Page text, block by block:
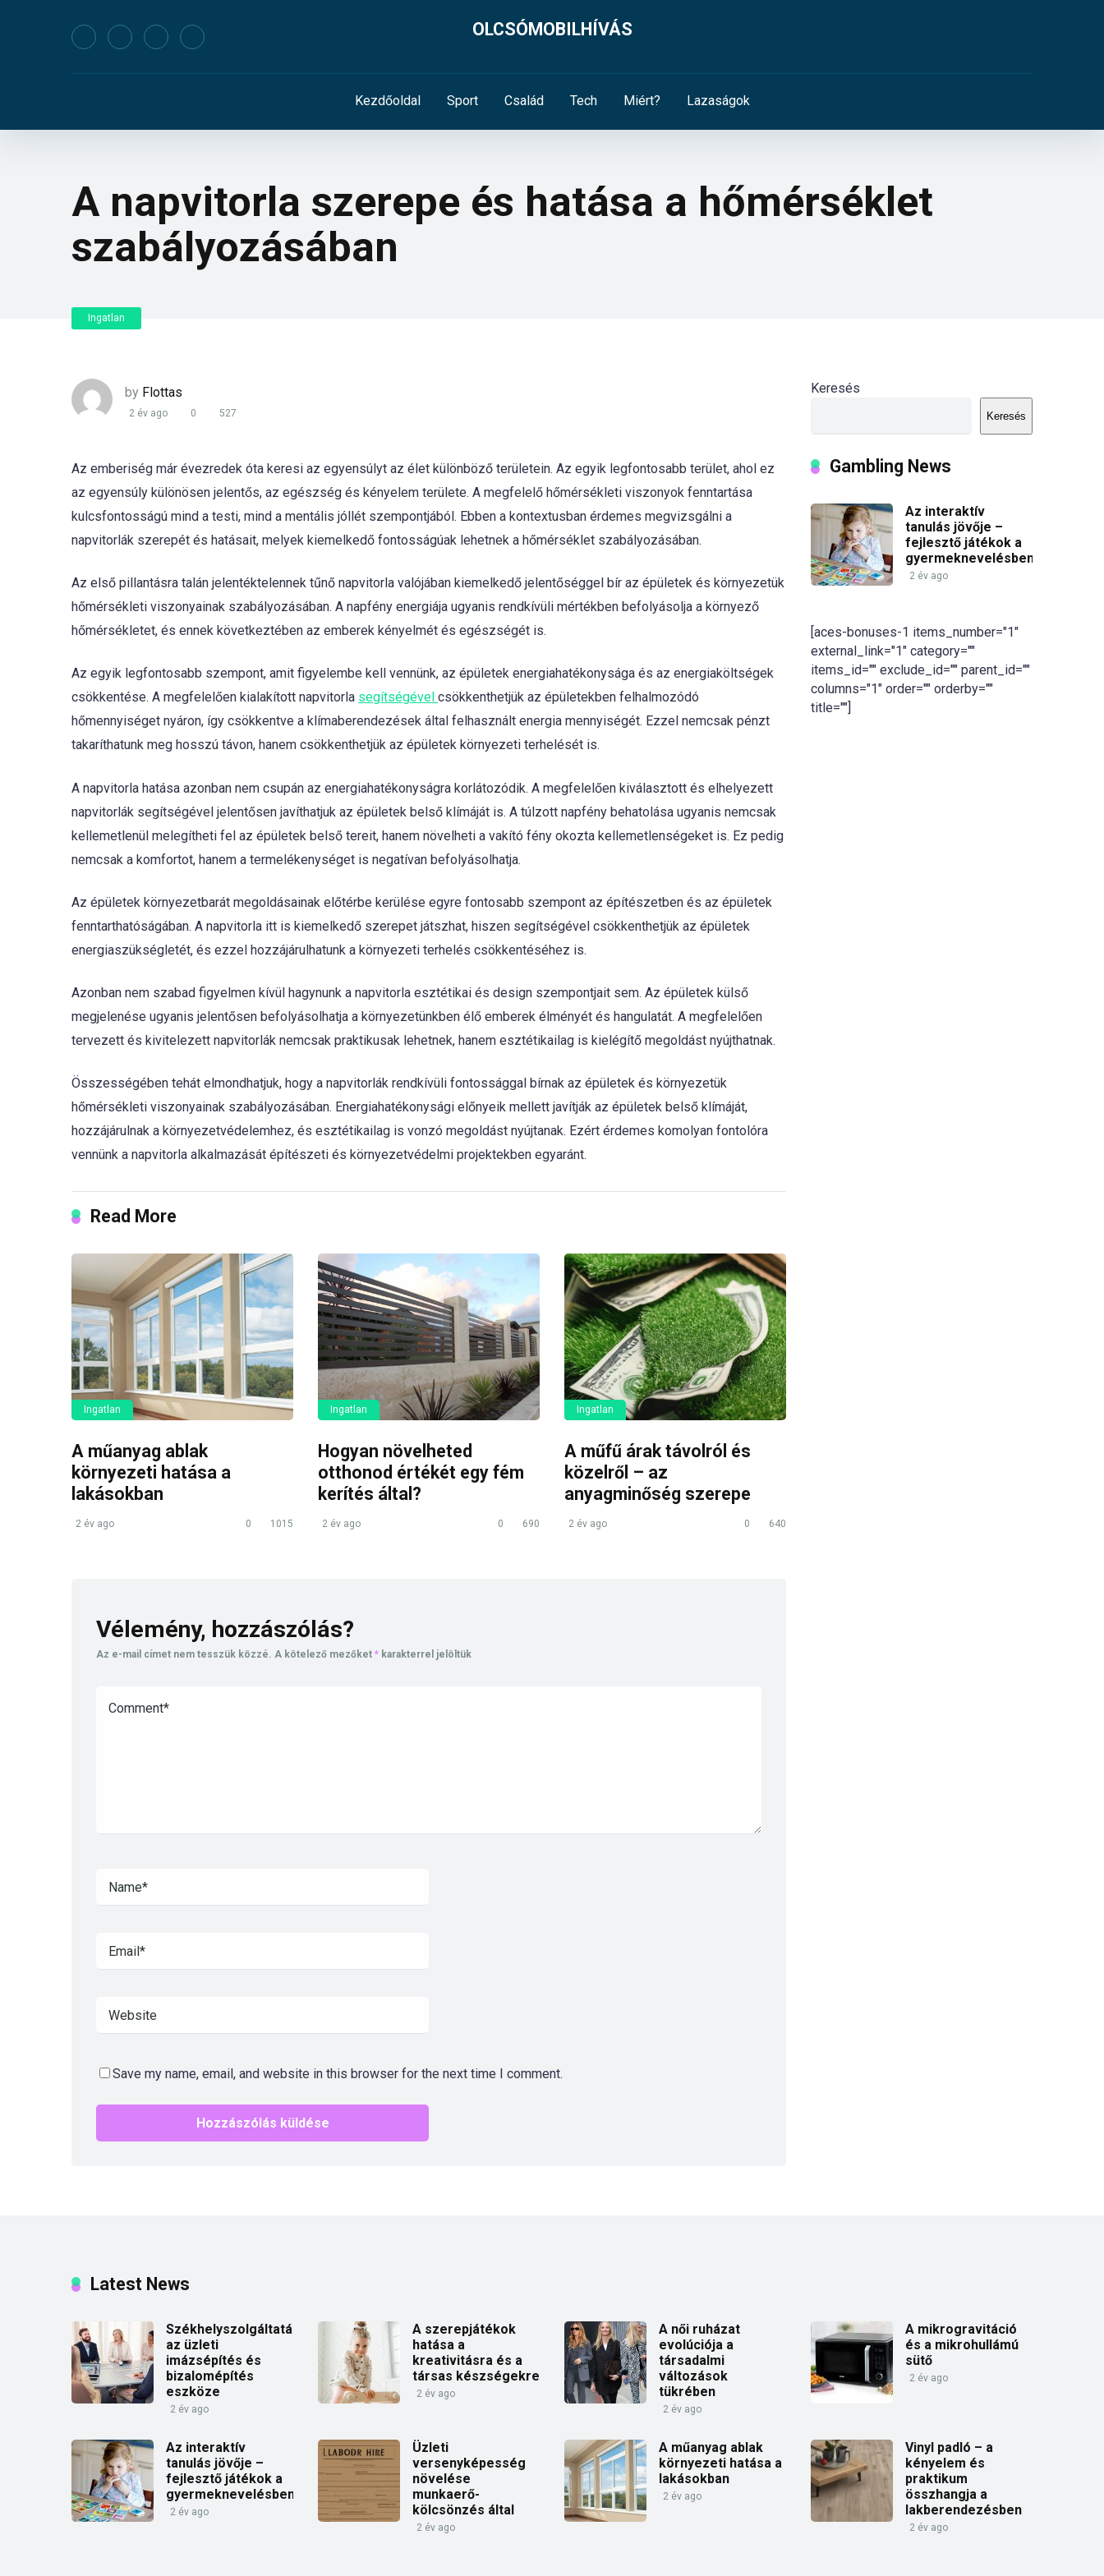
OLCSÓMOBILHÍVÁS
Kezdőoldal Sport Család Tech Miért? Lazaságok
A napvitorla szerepe és hatása a hőmérséklet
szabályozásában
Ingatlan
by Flottas
2 év ago 0 527
Az emberiség már évezredek óta keresi az egyensúlyt az élet különböző területein. Az egyik legfontosabb terület, ahol ez
az egyensúly különösen jelentős, az egészség és kényelem területe. A megfelelő hőmérsékleti viszonyok fenntartása
kulcsfontosságú mind a testi, mind a mentális jóllét szempontjából. Ebben a kontextusban érdemes megvizsgálni a
napvitorlák szerepét és hatásait, melyek kiemelkedő fontosságúak lehetnek a hőmérséklet szabályozásában.
Az első pillantásra talán jelentéktelennek tűnő napvitorla valójában kiemelkedő jelentőséggel bír az épületek és környezetük
hőmérsékleti viszonyainak szabályozásában. A napfény energiája ugyanis rendkívüli mértékben befolyásolja a környező
hőmérsékletet, és ennek következtében az emberek kényelmét és egészségét is.
Az egyik legfontosabb szempont, amit figyelembe kell vennünk, az épületek energiahatékonysága és az energiaköltségek
csökkentése. A megfelelően kialakított napvitorla segítségével csökkenthetjük az épületekben felhalmozódó
hőmennyiséget nyáron, így csökkentve a klímaberendezések által felhasznált energia mennyiségét. Ezzel nemcsak pénzt
takaríthatunk meg hosszú távon, hanem csökkenthetjük az épületek környezeti terhelését is.
A napvitorla hatása azonban nem csupán az energiahatékonyságra korlátozódik. A megfelelően kiválasztott és elhelyezett
napvitorlák segítségével jelentősen javíthatjuk az épületek belső klímáját is. A túlzott napfény behatolása ugyanis nemcsak
kellemetlenül melegítheti fel az épületek belső tereit, hanem növelheti a vakító fény okozta kellemetlenségeket is. Ez pedig
nemcsak a komfortot, hanem a termelékenységet is negatívan befolyásolhatja.
Az épületek környezetbarát megoldásainak előtérbe kerülése egyre fontosabb szempont az építészetben és az épületek
fenntarthatóságában. A napvitorla itt is kiemelkedő szerepet játszhat, hiszen segítségével csökkenthetjük az épületek
energiaszükségletét, és ezzel hozzájárulhatunk a környezeti terhelés csökkentéséhez is.
Azonban nem szabad figyelmen kívül hagynunk a napvitorla esztétikai és design szempontjait sem. Az épületek külső
megjelenése ugyanis jelentősen befolyásolhatja a környezetünkben élő emberek élményét és hangulatát. A megfelelően
tervezett és kivitelezett napvitorlák nemcsak praktikusak lehetnek, hanem esztétikailag is kielégítő megoldást nyújthatnak.
Összességében tehát elmondhatjuk, hogy a napvitorlák rendkívüli fontossággal bírnak az épületek és környezetük
hőmérsékleti viszonyainak szabályozásában. Energiahatékonysági előnyeik mellett javítják az épületek belső klímáját,
hozzájárulnak a környezetvédelemhez, és esztétikailag is vonzó megoldást nyújtanak. Ezért érdemes komolyan fontolóra
vennünk a napvitorla alkalmazását építészeti és környezetvédelmi projektekben egyaránt.
Read More
Ingatlan
A műanyag ablak
környezeti hatása a
lakásokban
2 év ago 0 1015
Ingatlan
Hogyan növelheted
otthonod értékét egy fém
kerítés által?
2 év ago 0 690
Ingatlan
A műfű árak távolról és
közelről – az
anyagminőség szerepe
2 év ago 0 640
Vélemény, hozzászólás?
Az e-mail címet nem tesszük közzé. A kötelező mezőket * karakterrel jelöltük
Save my name, email, and website in this browser for the next time I comment.
Keresés
Keresés
Gambling News
Az interaktív
tanulás jövője –
fejlesztő játékok a
gyermeknevelésben
2 év ago
[aces-bonuses-1 items_number="1"
external_link="1" category=""
items_id="" exclude_id="" parent_id=""
columns="1" order="" orderby=""
title=""]
Latest News
Székhelyszolgáltatás:
az üzleti
imázsépítés és
bizalomépítés
eszköze
2 év ago
A szerepjátékok
hatása a
kreativitásra és a
társas készségekre
2 év ago
A női ruházat
evolúciója a
társadalmi
változások
tükrében
2 év ago
A mikrogravitáció
és a mikrohullámú
sütő
2 év ago
Az interaktív
tanulás jövője –
fejlesztő játékok a
gyermeknevelésben
2 év ago
Üzleti
versenyképesség
növelése
munkaerő-
kölcsönzés által
2 év ago
A műanyag ablak
környezeti hatása a
lakásokban
2 év ago
Vinyl padló – a
kényelem és
praktikum
összhangja a
lakberendezésben
2 év ago